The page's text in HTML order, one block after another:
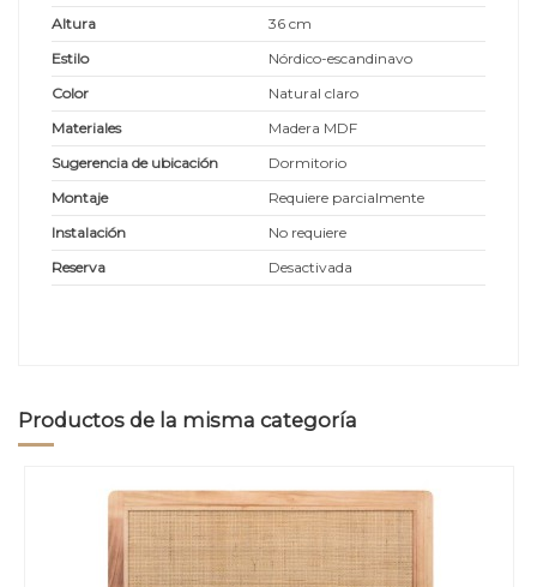
Altura
36 cm
Estilo
Nórdico-escandinavo
Color
Natural claro
Materiales
Madera MDF
Sugerencia de ubicación
Dormitorio
Montaje
Requiere parcialmente
Instalación
No requiere
Reserva
Desactivada
Productos de la misma categoría